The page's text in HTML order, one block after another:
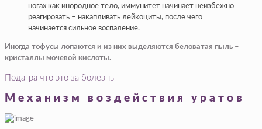
ногах как инородное тело, иммунитет начинает неизбежно
реагировать – накапливать лейкоциты, после чего
начинается сильное воспаление.
Иногда тофусы лопаются и из них выделяются беловатая пыль –
кристаллы мочевой кислоты. ​
Подагра что это за болезнь
Механизм воздействия уратов